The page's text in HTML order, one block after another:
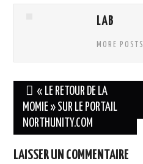
LAB
MORE POSTS
Navigation
des
articles
« LE RETOUR DE LA
MOMIE » SUR LE PORTAIL
NORTHUNITY.COM
LAISSER UN COMMENTAIRE